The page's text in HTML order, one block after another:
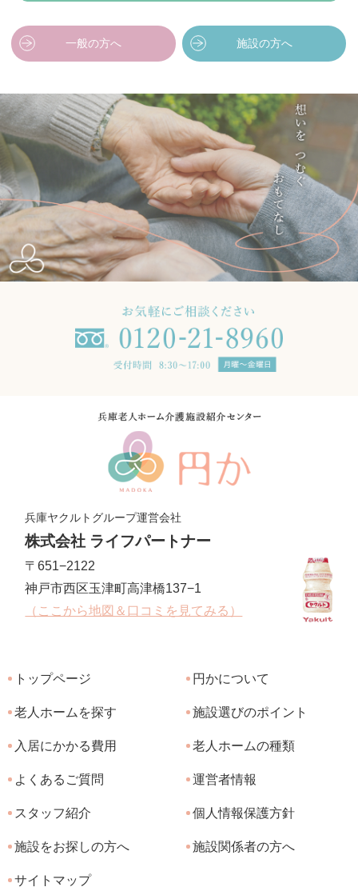
一般の方へ 施設の方へ
兵庫ヤクルトグループ運営会社
株式会社 ライフパートナー
〒651−2122
神戸市西区玉津町高津橋137−1
（ここから地図＆口コミを見てみる）
トップページ 円かについて
老人ホームを探す 施設選びのポイント
入居にかかる費用 老人ホームの種類
よくあるご質問 運営者情報
スタッフ紹介 個人情報保護方針
施設をお探しの方へ 施設関係者の方へ
サイトマップ